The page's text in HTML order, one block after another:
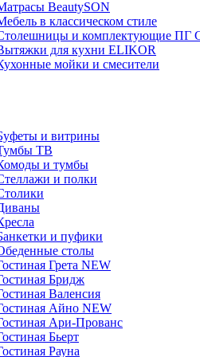
BeautySON
в классическом стиле
и комплектующие ПГ
для кухни ELIKOR
мойки и смесители
и витрины
ТВ
и тумбы
и полки
и пуфики
столы
Грета NEW
Бридж
Валенсия
Айно NEW
Ари-Прованс
Бьерт
Рауна